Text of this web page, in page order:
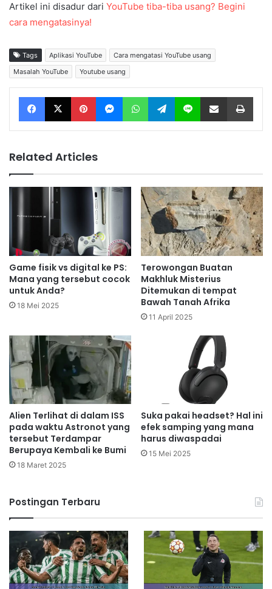
Artikel ini disadur dari YouTube tiba-tiba usang? Begini
cara mengatasinya!
Tags Aplikasi YouTube
Cara mengatasi YouTube usang
Masalah YouTube
Youtube usang
Facebook X Pinterest Messenger WhatsApp Telegram Line Share via Email
Related Articles
Game fisik vs digital ke PS:
Mana yang tersebut cocok
untuk Anda?
18 Mei 2025
Terowongan Buatan
Makhluk Misterius
Ditemukan di tempat
Bawah Tanah Afrika
11 April 2025
Alien Terlihat di dalam ISS
pada waktu Astronot yang
tersebut Terdampar
Berupaya Kembali ke Bumi
18 Maret 2025
Suka pakai headset? Hal ini
efek samping yang mana
harus diwaspadai
15 Mei 2025
Postingan Terbaru